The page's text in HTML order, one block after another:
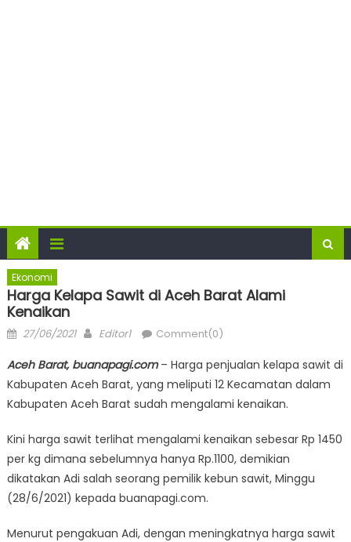
Ekonomi
Harga Kelapa Sawit di Aceh Barat Alami
Kenaikan
Posted
27/06/2021 Author
Editor1 Comment(0)
Aceh Barat, buanapagi.com– Harga penjualan kelapa sawit di
Kabupaten Aceh Barat, yang meliputi 12 Kecamatan dalam
Kabupaten Aceh Barat sudah mengalami kenaikan.
Kini harga sawit terlihat mengalami kenaikan sebesar Rp 1450
per kg dimana sebelumnya hanya Rp.1100, demikian
dikatakan Adi salah seorang pemilik kebun sawit, Minggu
(28/6/2021) kepada buanapagi.com.
Menurut pengakuan Adi, dengan meningkatnya harga sawit